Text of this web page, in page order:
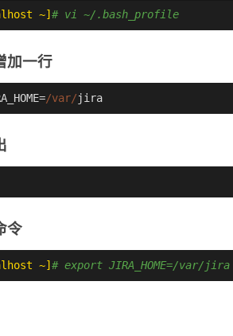
~] # vi ~/.bash_profile
加一行
/var/jira
令
~] # export JIRA_HOME=/var/jira